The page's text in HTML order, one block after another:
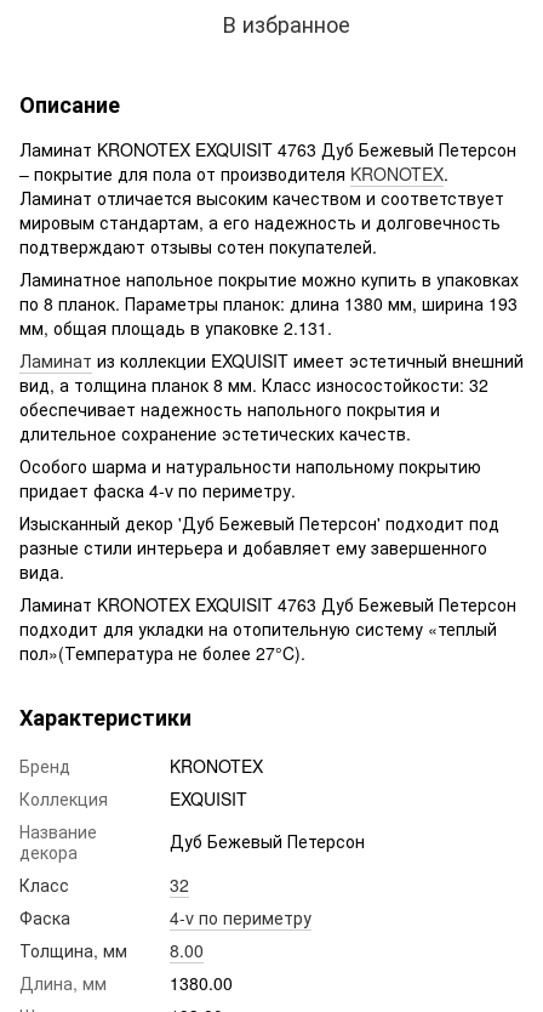
В избранное
Описание
Ламинат KRONOTEX EXQUISIT 4763 Дуб Бежевый Петерсон
– покрытие для пола от производителя KRONOTEX.
Ламинат отличается высоким качеством и соответствует
мировым стандартам, а его надежность и долговечность
подтверждают отзывы сотен покупателей.
Ламинатное напольное покрытие можно купить в упаковках
по 8 планок. Параметры планок: длина 1380 мм, ширина 193
мм, общая площадь в упаковке 2.131.
Ламинат из коллекции EXQUISIT имеет эстетичный внешний
вид, а толщина планок 8 мм. Класс износостойкости: 32
обеспечивает надежность напольного покрытия и
длительное сохранение эстетических качеств.
Особого шарма и натуральности напольному покрытию
придает фаска 4-v по периметру.
Изысканный декор 'Дуб Бежевый Петерсон' подходит под
разные стили интерьера и добавляет ему завершенного
вида.
Ламинат KRONOTEX EXQUISIT 4763 Дуб Бежевый Петерсон
подходит для укладки на отопительную систему «теплый
пол»(Температура не более 27°C).
Характеристики
Бренд
KRONOTEX
Коллекция
EXQUISIT
Название
декора
Дуб Бежевый Петерсон
Класс
32
Фаска
4-v по периметру
Толщина, мм
8.00
Длина, мм
1380.00